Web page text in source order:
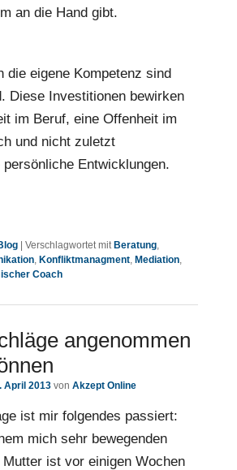
an die Hand gibt.
die eigene Kompetenz sind
Diese Investitionen bewirken
im Beruf, eine Offenheit im
und nicht zuletzt
Entwicklungen.
Verschlagwortet mit Beratung,
, Konfliktmanagment, Mediation,
Coach
angenommen
April 2013 von Akzept Online
ist mir folgendes passiert:
mich sehr bewegenden
ist vor einigen Wochen